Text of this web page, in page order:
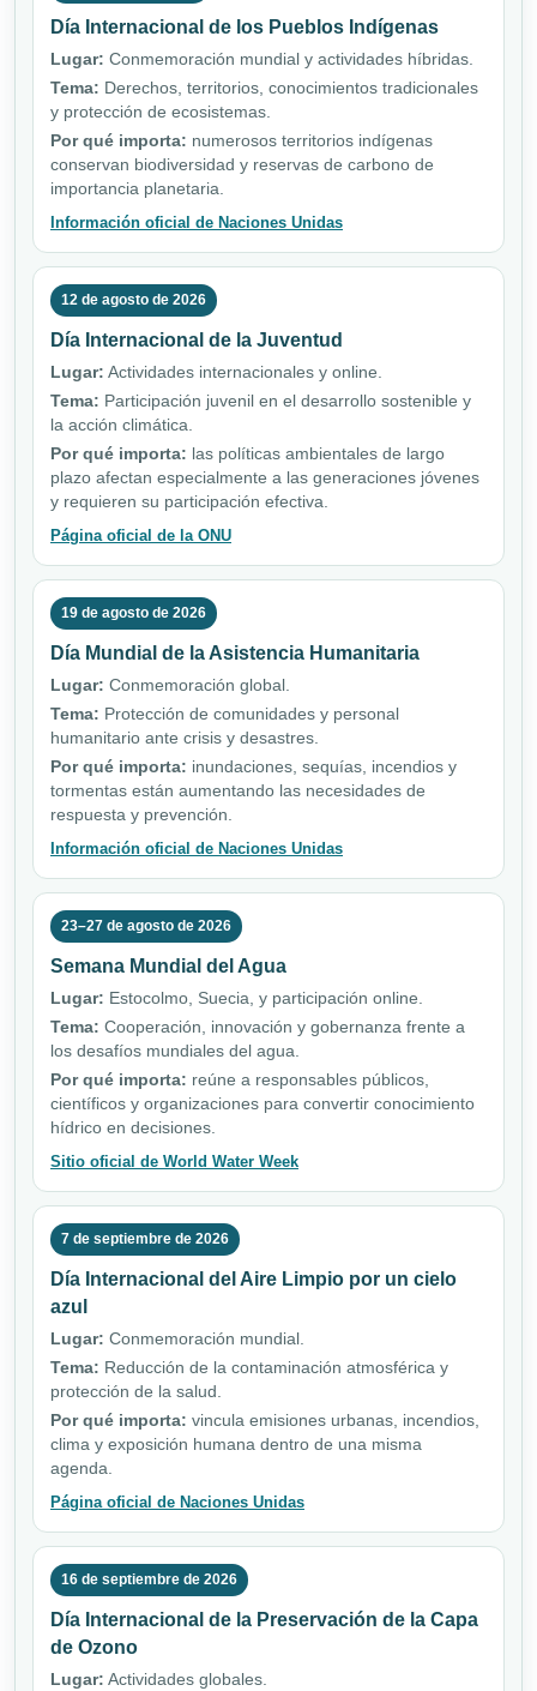
Día Internacional de los Pueblos Indígenas
Lugar: Conmemoración mundial y actividades híbridas.
Tema: Derechos, territorios, conocimientos tradicionales
y protección de ecosistemas.
Por qué importa: numerosos territorios indígenas
conservan biodiversidad y reservas de carbono de
importancia planetaria.
Información oficial de Naciones Unidas
12 de agosto de 2026
Día Internacional de la Juventud
Lugar: Actividades internacionales y online.
Tema: Participación juvenil en el desarrollo sostenible y
la acción climática.
Por qué importa: las políticas ambientales de largo
plazo afectan especialmente a las generaciones jóvenes
y requieren su participación efectiva.
Página oficial de la ONU
19 de agosto de 2026
Día Mundial de la Asistencia Humanitaria
Lugar: Conmemoración global.
Tema: Protección de comunidades y personal
humanitario ante crisis y desastres.
Por qué importa: inundaciones, sequías, incendios y
tormentas están aumentando las necesidades de
respuesta y prevención.
Información oficial de Naciones Unidas
23–27 de agosto de 2026
Semana Mundial del Agua
Lugar: Estocolmo, Suecia, y participación online.
Tema: Cooperación, innovación y gobernanza frente a
los desafíos mundiales del agua.
Por qué importa: reúne a responsables públicos,
científicos y organizaciones para convertir conocimiento
hídrico en decisiones.
Sitio oficial de World Water Week
7 de septiembre de 2026
Día Internacional del Aire Limpio por un cielo
azul
Lugar: Conmemoración mundial.
Tema: Reducción de la contaminación atmosférica y
protección de la salud.
Por qué importa: vincula emisiones urbanas, incendios,
clima y exposición humana dentro de una misma
agenda.
Página oficial de Naciones Unidas
16 de septiembre de 2026
Día Internacional de la Preservación de la Capa
de Ozono
Lugar: Actividades globales.